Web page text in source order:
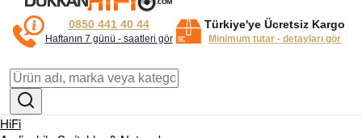
0850 441 40 44
Haftanın 7 günü - saatleri gör
Türkiye'ye Ücretsiz Kargo
Minimum tutar - detayları gör
HiFi